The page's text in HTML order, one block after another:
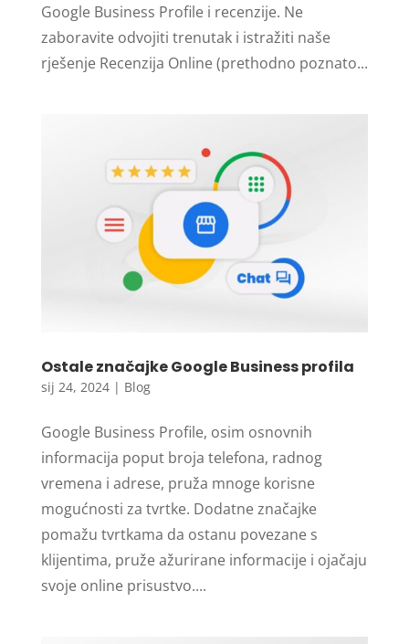
Google Business Profile i recenzije. Ne
zaboravite odvojiti trenutak i istražiti naše
rješenje Recenzija Online (prethodno poznato...
Ostale značajke Google Business profila
sij 24, 2024| Blog
Google Business Profile, osim osnovnih
informacija poput broja telefona, radnog
vremena i adrese, pruža mnoge korisne
mogućnosti za tvrtke. Dodatne značajke
pomažu tvrtkama da ostanu povezane s
klijentima, pruže ažurirane informacije i ojačaju
svoje online prisustvo....